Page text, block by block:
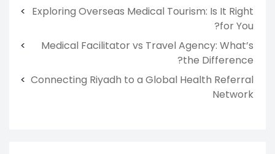
Exploring Overseas Medical Tourism: Is It Right
for You?
Medical Facilitator vs Travel Agency: What’s
the Difference?
Connecting Riyadh to a Global Health Referral
Network